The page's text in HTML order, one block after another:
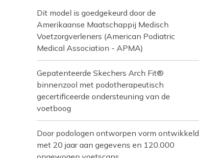
Dit model is goedgekeurd door de
Amerikaanse Maatschappij Medisch
Voetzorgverleners (American Podiatric
Medical Association - APMA)
Gepatenteerde Skechers Arch Fit®
binnenzool met podotherapeutisch
gecertificeerde ondersteuning van de
voetboog
Door podologen ontworpen vorm ontwikkeld
met 20 jaar aan gegevens en 120.000